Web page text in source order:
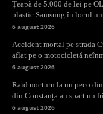
Țeapă de 5.000 de lei pe
plastic Samsung în locul
6 august 2026
Accident mortal pe strada
aflat pe o motocicletă
6 august 2026
Raid nocturn la un peco
din Constanța au spart un
6 august 2026